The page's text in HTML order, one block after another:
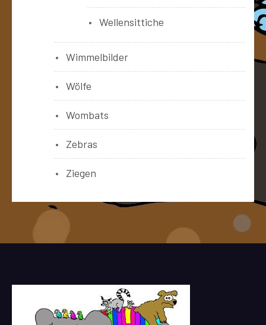
Wellensittiche
Wimmelbilder
Wölfe
Wombats
Zebras
Ziegen